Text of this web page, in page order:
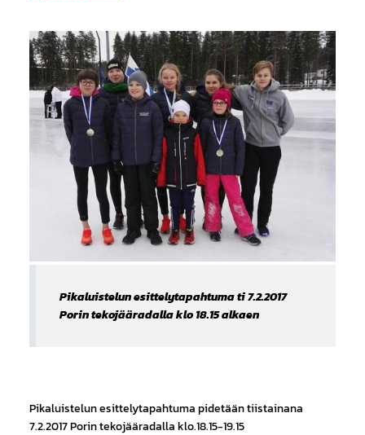
Pikaluistelun esittelytapahtuma ti 7.2.2017
Porin tekojääradalla klo 18.15 alkaen
Pikaluistelun esittelytapahtuma pidetään tiistainana
7.2.2017 Porin tekojääradalla klo.18.15-19.15